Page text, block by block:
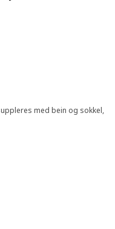
kundevurdering 5
med bein og sokkel,